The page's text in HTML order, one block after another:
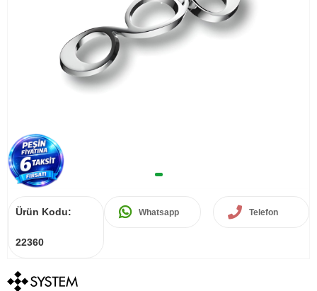
Ürün Kodu:
22360
Whatsapp Telefon